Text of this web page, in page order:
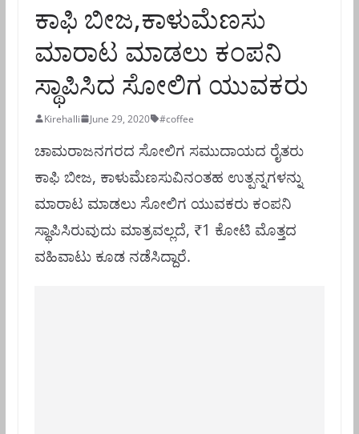
ಕಾಫಿ ಬೀಜ,ಕಾಳುಮೆಣಸು
ಮಾರಾಟ ಮಾಡಲು ಕಂಪನಿ
ಸ್ಥಾಪಿಸಿದ ಸೋಲಿಗ ಯುವಕರು
Kirehalli June 29, 2020 #coffee
ಚಾಮರಾಜನಗರದ ಸೋಲಿಗ ಸಮುದಾಯದ ರೈತರು
ಕಾಫಿ ಬೀಜ, ಕಾಳುಮೆಣಸುವಿನಂತಹ ಉತ್ಪನ್ನಗಳನ್ನು
ಮಾರಾಟ ಮಾಡಲು ಸೋಲಿಗ ಯುವಕರು ಕಂಪನಿ
ಸ್ಥಾಪಿಸಿರುವುದು ಮಾತ್ರವಲ್ಲದೆ, ₹1 ಕೋಟಿ ಮೊತ್ತದ
ವಹಿವಾಟು ಕೂಡ ನಡೆಸಿದ್ದಾರೆ.